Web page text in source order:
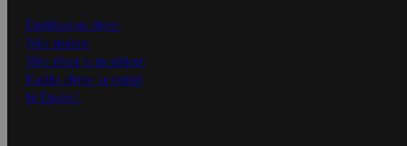
Ensitilaajan ohjeet
Näin maksat
Näin tilaat ja muokkaat
Kaikki ohjeet ja vinkit
In English